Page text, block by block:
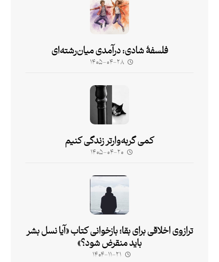
فلسفۀ شادی: درآمدی میان‌رشته‌ای
۱۴۰۵-۰۴-۲۸
کمی گربه‌وارتر زندگی کنیم
۱۴۰۵-۰۴-۲۰
ترازوی اخلاقی برای بقا؛ بازخوانی کتاب «آیا نسل بشر
باید منقرض شود؟»
۱۴۰۴-۱۱-۲۱